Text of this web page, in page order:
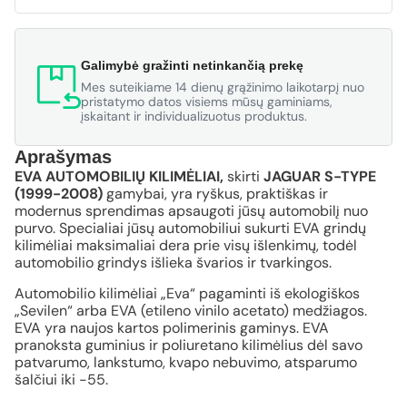
Galimybė gražinti netinkančią prekę
Mes suteikiame 14 dienų grąžinimo laikotarpį nuo
pristatymo datos visiems mūsų gaminiams,
įskaitant ir individualizuotus produktus.
Aprašymas
EVA AUTOMOBILIŲ KILIMĖLIAI, skirti JAGUAR S-TYPE
(1999-2008)gamybai, yra ryškus, praktiškas ir
modernus sprendimas apsaugoti jūsų automobilį nuo
purvo. Specialiai jūsų automobiliui sukurti EVA grindų
kilimėliai maksimaliai dera prie visų išlenkimų, todėl
automobilio grindys išlieka švarios ir tvarkingos.
Automobilio kilimėliai „Eva“ pagaminti iš ekologiškos
„Sevilen“ arba EVA (etileno vinilo acetato) medžiagos.
EVA yra naujos kartos polimerinis gaminys. EVA
pranoksta guminius ir poliuretano kilimėlius dėl savo
patvarumo, lankstumo, kvapo nebuvimo, atsparumo
šalčiui iki -55.